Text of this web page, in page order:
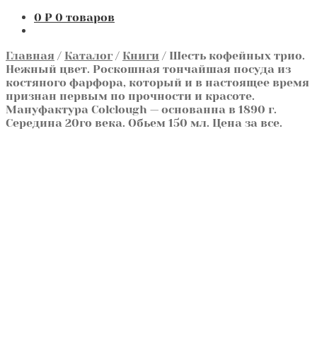
0 ₽ 0 товаров
Главная / Каталог / Книги / Шесть кофейных трио.
Нежный цвет. Роскошная тончайшая посуда из
костяного фарфора, который и в настоящее время
признан первым по прочности и красоте.
Мануфактура Colclough — основанна в 1890 г.
Середина 20го века. Обьем 150 мл. Цена за все.